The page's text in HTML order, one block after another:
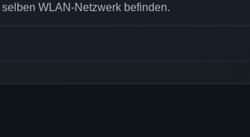
WLAN-Netzwerk befinden.